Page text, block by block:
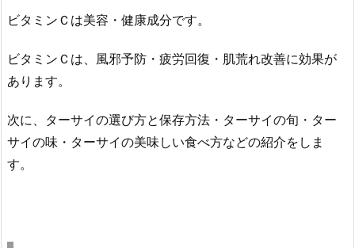
ビタミンＣは美容・健康成分です。
ビタミンＣは、風邪予防・疲労回復・肌荒れ改善に効果が
あります。
次に、ターサイの選び方と保存方法・ターサイの旬・ター
サイの味・ターサイの美味しい食べ方などの紹介をしま
す。